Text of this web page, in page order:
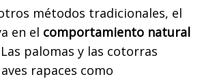
métodos tradicionales, el
en el comportamiento natural
palomas y las cotorras
rapaces como